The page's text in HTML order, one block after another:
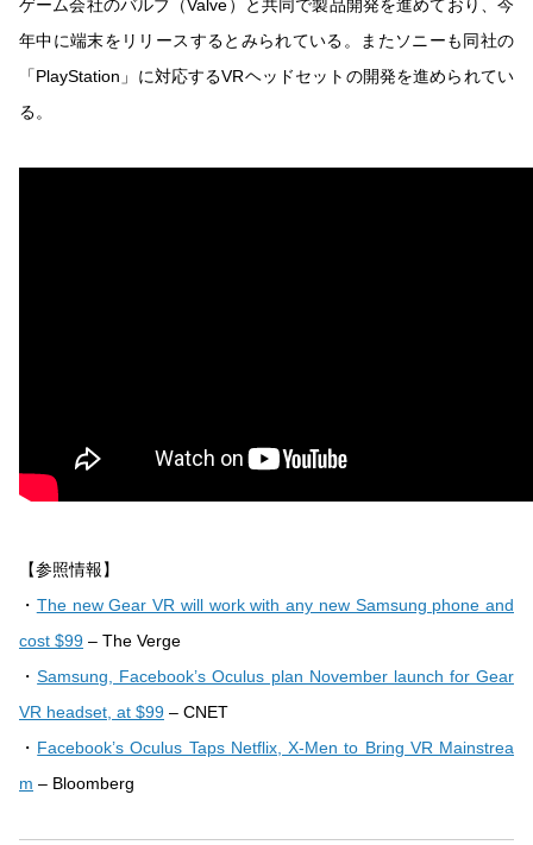
ゲーム会社のバルブ（Valve）と共同で製品開発を進めており、今
年中に端末をリリースするとみられている。またソニーも同社の
「PlayStation」に対応するVRヘッドセットの開発を進められてい
る。
【参照情報】
・ The new Gear VR will work with any new Samsung phone and
cost $99 – The Verge
・Samsung, Facebook’s Oculus plan November launch for Gear
VR headset, at $99 – CNET
・ Facebook’s Oculus Taps Netflix, X-Men to Bring VR Mainstrea
m – Bloomberg